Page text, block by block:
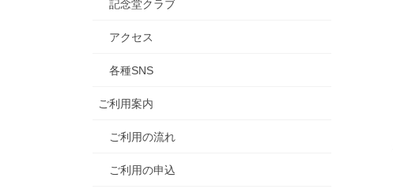
記念堂クラブ
アクセス
各種SNS
ご利用案内
ご利用の流れ
ご利用の申込